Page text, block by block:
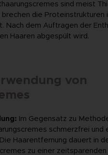
sind meist
brechen die
Nach dem Auftragen der
Haaren abgespült wird.
von
Im Gegensatz zu
schmerzfrei und
Die Haarentfernung dauert in
zu einer